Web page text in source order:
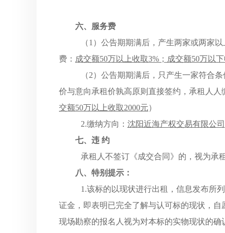
六、服务费
（1）公告期期满后，产生两家或两家
费： 成交额50万以上收取3%；成交额50万以下
（2）公告期期满后，只产生一家符合
价与意向承租价孰高原则直接签约，承租人人
交额50万以上收取2000元）
2.缴纳方向： 沈阳近海产权交易有限公司
七、违 约
承租人不签订《成交合同》的，视为承
八、特别提示：
1.该标的以现状进行出租，信息发布所
证金，即表明已完全了解与认可标的现状，
现场勘察的报名人视为对本标的实物现状的